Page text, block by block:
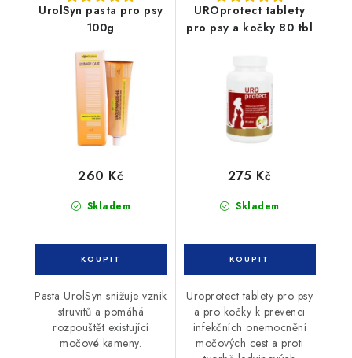
UrolSyn pasta pro psy
100g
Skladem
260 Kč
Pasta UrolSyn snižuje vznik
struvitů a pomáhá
rozpouštět existující
močové kameny.
UROprotect tablety
pro psy a kočky 80 tbl
Skladem
275 Kč
Uroprotect tablety pro psy
a pro kočky k prevenci
infekčních onemocnění
močových cest a proti